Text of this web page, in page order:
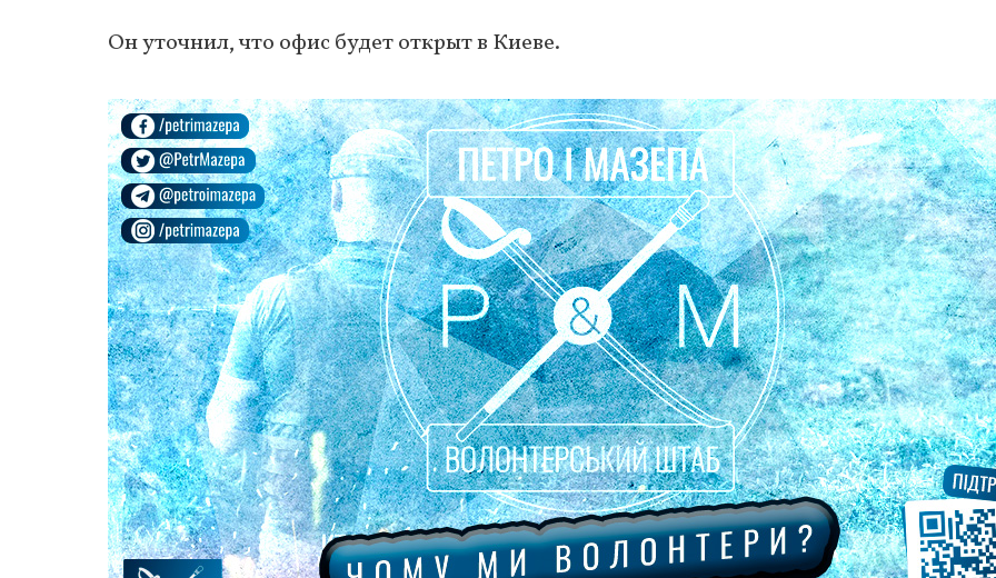
Он уточнил, что офис будет открыт в Киеве.